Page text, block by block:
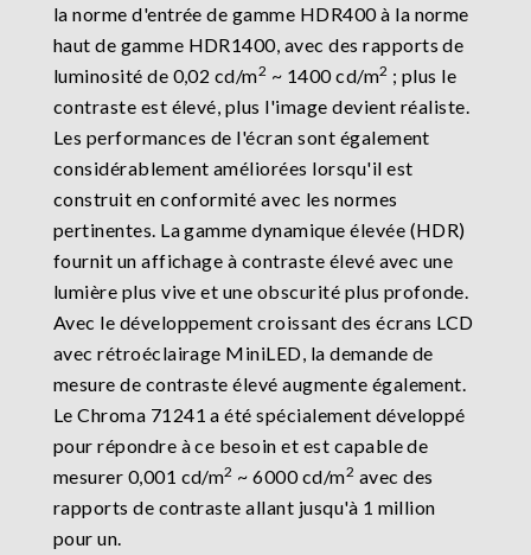
la norme d'entrée de gamme HDR400 à la norme
haut de gamme HDR1400, avec des rapports de
luminosité de 0,02 cd/m2 ~ 1400 cd/m2 ; plus le
contraste est élevé, plus l'image devient réaliste.
Les performances de l'écran sont également
considérablement améliorées lorsqu'il est
construit en conformité avec les normes
pertinentes. La gamme dynamique élevée (HDR)
fournit un affichage à contraste élevé avec une
lumière plus vive et une obscurité plus profonde.
Avec le développement croissant des écrans LCD
avec rétroéclairage MiniLED, la demande de
mesure de contraste élevé augmente également.
Le Chroma 71241 a été spécialement développé
pour répondre à ce besoin et est capable de
mesurer 0,001 cd/m2 ~ 6000 cd/m2 avec des
rapports de contraste allant jusqu'à 1 million
pour un.